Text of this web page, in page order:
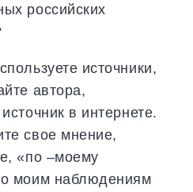
российских
источники,
автора,
в интернете.
свое мнение,
«по –моему
моим наблюдениям